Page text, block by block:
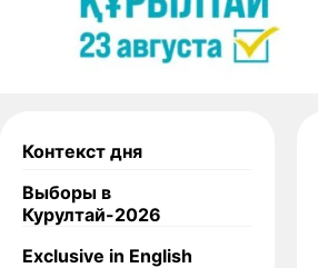
Контекст дня
Выборы в
Курултай-2026
Exclusive in English